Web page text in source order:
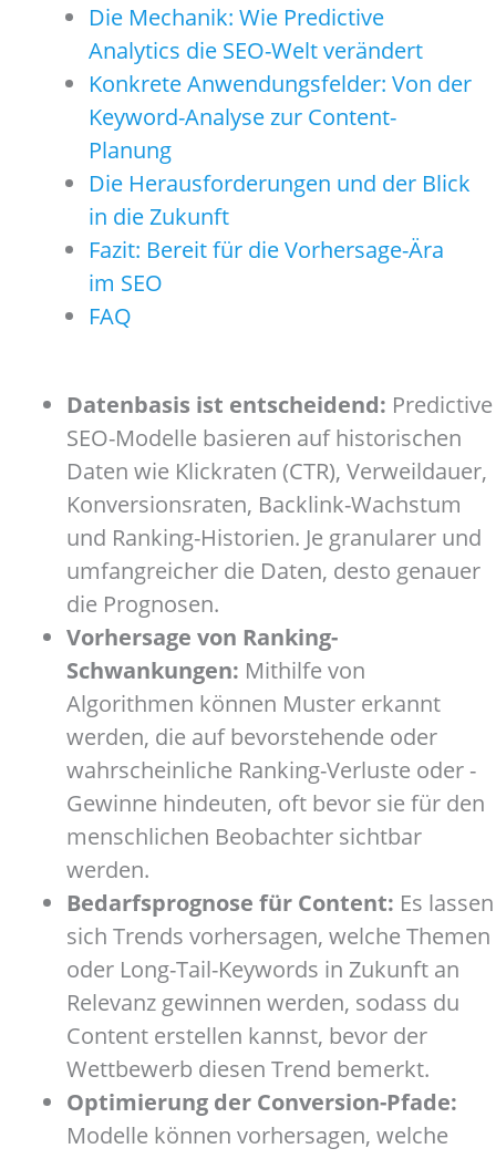
Die Mechanik: Wie Predictive
Analytics die SEO-Welt verändert
Konkrete Anwendungsfelder: Von der
Keyword-Analyse zur Content-
Planung
Die Herausforderungen und der Blick
in die Zukunft
Fazit: Bereit für die Vorhersage-Ära
im SEO
FAQ
Datenbasis ist entscheidend: Predictive
SEO-Modelle basieren auf historischen
Daten wie Klickraten (CTR), Verweildauer,
Konversionsraten, Backlink-Wachstum
und Ranking-Historien. Je granularer und
umfangreicher die Daten, desto genauer
die Prognosen.
Vorhersage von Ranking-
Schwankungen: Mithilfe von
Algorithmen können Muster erkannt
werden, die auf bevorstehende oder
wahrscheinliche Ranking-Verluste oder -
Gewinne hindeuten, oft bevor sie für den
menschlichen Beobachter sichtbar
werden.
Bedarfsprognose für Content: Es lassen
sich Trends vorhersagen, welche Themen
oder Long-Tail-Keywords in Zukunft an
Relevanz gewinnen werden, sodass du
Content erstellen kannst, bevor der
Wettbewerb diesen Trend bemerkt.
Optimierung der Conversion-Pfade:
Modelle können vorhersagen, welche